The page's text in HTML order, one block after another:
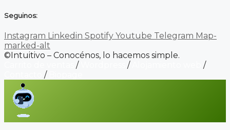
Seguinos:
Instagram Linkedin Spotify Youtube Telegram Map-
marked-alt
©Intuitivo – Conocénos, lo hacemos simple.
/ /
/
/